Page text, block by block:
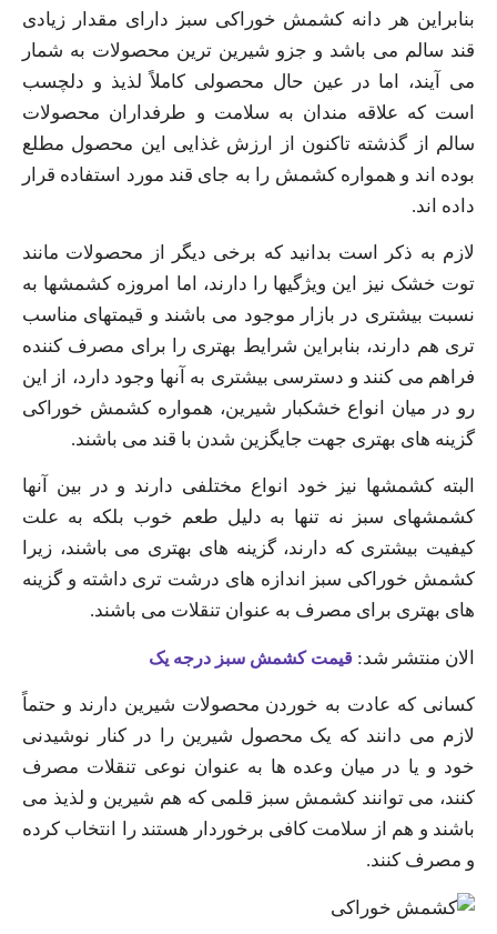
بنابراین هر دانه کشمش خوراکی سبز دارای مقدار زیادی
قند سالم می باشد و جزو شیرین ترین محصولات به شمار
می آیند، اما در عین حال محصولی کاملاً لذیذ و دلچسب
است که علاقه مندان به سلامت و طرفداران محصولات
سالم از گذشته تاکنون از ارزش غذایی این محصول مطلع
بوده اند و همواره کشمش را به جای قند مورد استفاده قرار
داده اند.
لازم به ذکر است بدانید که برخی دیگر از محصولات مانند
توت خشک نیز این ویژگیها را دارند، اما امروزه کشمشها به
نسبت بیشتری در بازار موجود می باشند و قیمتهای مناسب
تری هم دارند، بنابراین شرایط بهتری را برای مصرف کننده
فراهم می‌ کنند و دسترسی بیشتری به آنها وجود دارد، از این
رو در میان انواع خشکبار شیرین، همواره کشمش خوراکی
گزینه های بهتری جهت جایگزین شدن با قند می باشند.
البته کشمشها نیز خود انواع مختلفی دارند و در بین آنها
کشمشهای سبز نه تنها به دلیل طعم خوب بلکه به علت
کیفیت بیشتری که دارند، گزینه های بهتری می باشند، زیرا
کشمش خوراکی سبز اندازه های درشت تری داشته و گزینه‌
های بهتری برای مصرف به عنوان تنقلات می باشند.
الان منتشر شد: قیمت کشمش سبز درجه یک
کسانی که عادت به خوردن محصولات شیرین دارند و حتماً
لازم می‌ دانند که یک محصول شیرین را در کنار نوشیدنی
خود و یا در میان وعده ها به عنوان نوعی تنقلات مصرف
کنند، می توانند کشمش سبز قلمی که هم شیرین و لذیذ می
باشند و هم از سلامت کافی برخوردار هستند را انتخاب کرده
و مصرف کنند.